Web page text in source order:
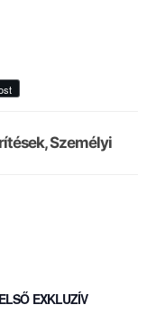
Személyi
EXKLUZÍV